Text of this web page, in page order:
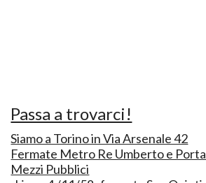
Passa a trovarci!
Siamo a Torino in Via Arsenale 42
Fermate Metro Re Umberto e
Mezzi Pubblici